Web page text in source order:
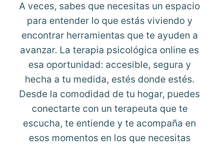
A veces, sabes que necesitas un espacio
para entender lo que estás viviendo y
encontrar herramientas que te ayuden a
avanzar. La terapia psicológica online es
esa oportunidad: accesible, segura y
hecha a tu medida, estés donde estés.
Desde la comodidad de tu hogar, puedes
conectarte con un terapeuta que te
escucha, te entiende y te acompaña en
esos momentos en los que necesitas